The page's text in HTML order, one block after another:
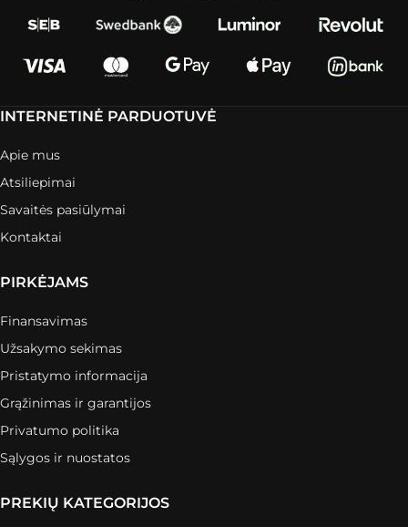
INTERNETINĖ PARDUOTUVĖ
Apie mus
Atsiliepimai
Savaitės pasiūlymai
Kontaktai
PIRKĖJAMS
Finansavimas
Užsakymo sekimas
Pristatymo informacija
Grąžinimas ir garantijos
Privatumo politika
Sąlygos ir nuostatos
PREKIŲ KATEGORIJOS